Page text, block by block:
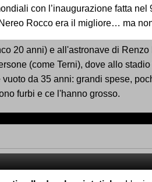
con l’inaugurazione fatta
Rocco era il migliore… ma
20 anni) e all'astronave di
(come Terni), dove allo
da 35 anni: grandi spese,
furbi e ce l'hanno grosso.